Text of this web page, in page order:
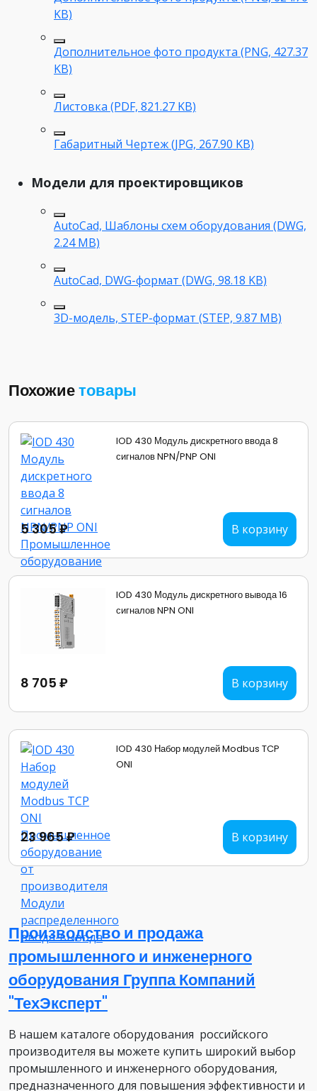
KB)
Дополнительное фото продукта (PNG, 427.37
KB)
Листовка (PDF, 821.27 KB)
Габаритный Чертеж (JPG, 267.90 KB)
Модели для проектировщиков
AutoCad, Шаблоны схем оборудования (DWG,
2.24 MB)
AutoCad, DWG-формат (DWG, 98.18 KB)
3D-модель, STEP-формат (STEP, 9.87 MB)
Похожиетовары
IOD 430 Модуль дискретного ввода 8
сигналов NPN/PNP ONI
5 305 ₽ В корзину
IOD 430 Модуль дискретного вывода 16
сигналов NPN ONI
8 705 ₽ В корзину
IOD 430 Набор модулей Modbus TCP
ONI
23 965 ₽ В корзину
Производство и продажа
промышленного и инженерного
оборудования Группа Компаний
"ТехЭксперт"
В нашем каталоге оборудования российского
производителя вы можете купить широкий выбор
промышленного и инженерного оборудования,
предназначенного для повышения эффективности и